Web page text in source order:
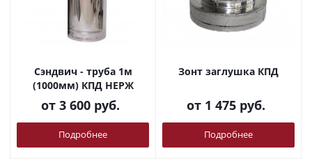
Сэндвич - труба 1м
(1000мм) КПД НЕРЖ
от 3 600 руб.
Подробнее
Зонт заглушка КПД
от 1 475 руб.
Подробнее